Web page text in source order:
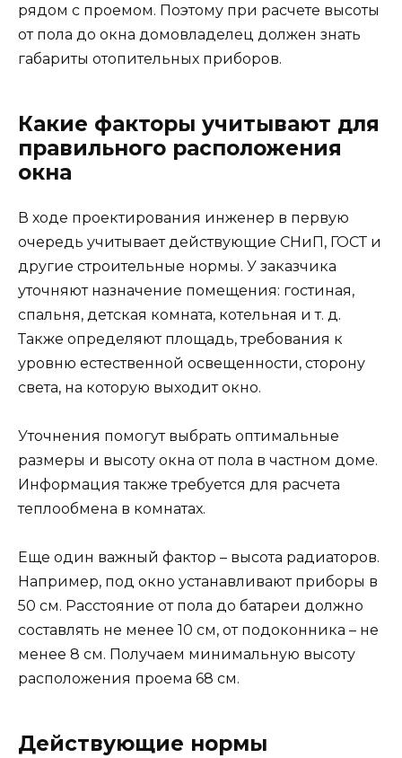
рядом с проемом. Поэтому при расчете высоты
от пола до окна домовладелец должен знать
габариты отопительных приборов.
Какие факторы учитывают для
правильного расположения
окна
В ходе проектирования инженер в первую
очередь учитывает действующие СНиП, ГОСТ и
другие строительные нормы. У заказчика
уточняют назначение помещения: гостиная,
спальня, детская комната, котельная и т. д.
Также определяют площадь, требования к
уровню естественной освещенности, сторону
света, на которую выходит окно.
Уточнения помогут выбрать оптимальные
размеры и высоту окна от пола в частном доме.
Информация также требуется для расчета
теплообмена в комнатах.
Еще один важный фактор – высота радиаторов.
Например, под окно устанавливают приборы в
50 см. Расстояние от пола до батареи должно
составлять не менее 10 см, от подоконника – не
менее 8 см. Получаем минимальную высоту
расположения проема 68 см.
Действующие нормы